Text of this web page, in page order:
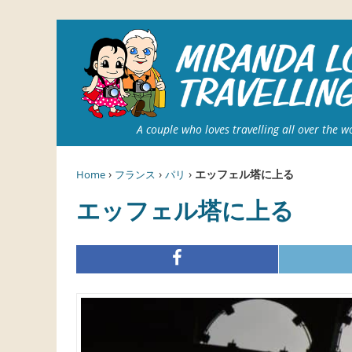
A couple who loves travelling all over the
Home › フランス › パリ › エッフェル塔に上る
エッフェル塔に上る